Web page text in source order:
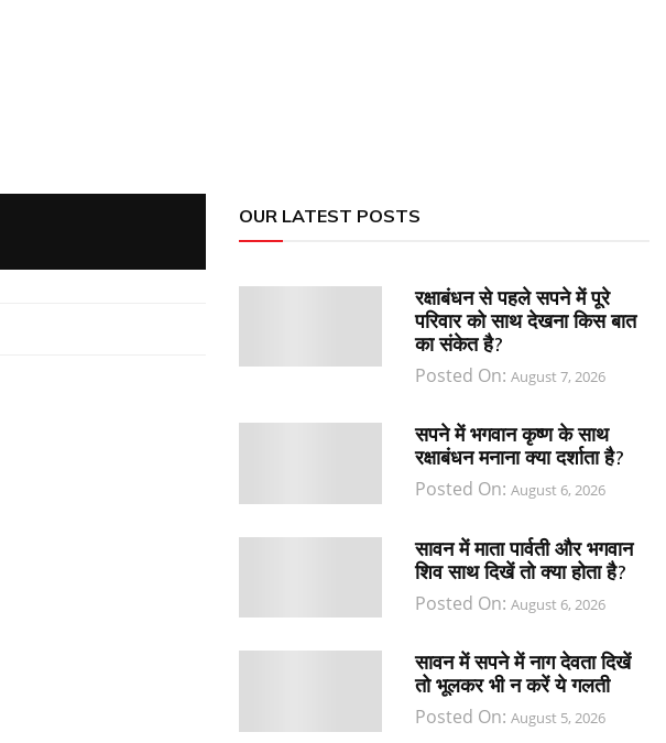
OUR LATEST POSTS
रक्षाबंधन से पहले सपने में पूरे
परिवार को साथ देखना किस बात
का संकेत है?
Posted On:August 7, 2026
सपने में भगवान कृष्ण के साथ
रक्षाबंधन मनाना क्या दर्शाता है?
Posted On:August 6, 2026
सावन में माता पार्वती और भगवान
शिव साथ दिखें तो क्या होता है?
Posted On:August 6, 2026
सावन में सपने में नाग देवता दिखें
तो भूलकर भी न करें ये गलती
Posted On:August 5, 2026